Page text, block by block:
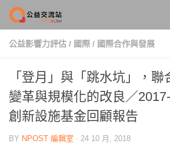
Skip to content
公益影響力評估 / 國際 / 國際合作與發展
「登月」與「跳水坑」，
變革與規模化的改良／
創新設施基金回顧報告
BY NPOST 編輯室 · 24 10 月, 2018